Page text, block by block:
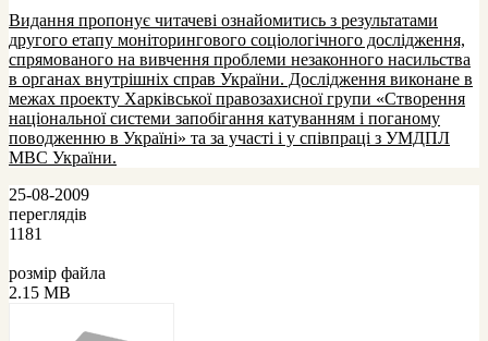
Видання пропонує читачеві ознайомитись з результатами
другого етапу моніторингового соціологічного дослідження,
спрямованого на вивчення проблеми незаконного насильства
в органах внутрішніх справ України. Дослідження виконане в
межах проекту Харківської правозахисної групи «Створення
національної системи запобігання катуванням і поганому
поводженню в Україні» та за участі і у співпраці з УМДПЛ
МВС України.
25-08-2009
переглядів
1181
розмір файла
2.15 MB